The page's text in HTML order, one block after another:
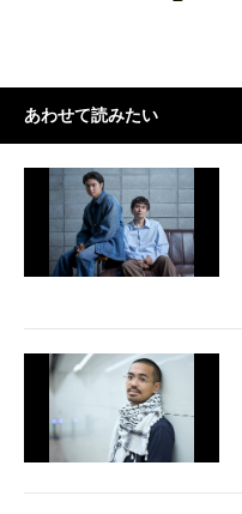
あわせて読みたい